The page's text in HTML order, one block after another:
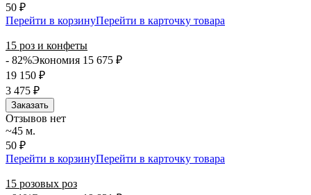
50 ₽
Перейти в корзинуПерейти в карточку товара
15 роз и конфеты
- 82%Экономия 15 675 ₽
19 150 ₽
3 475 ₽
Заказать
Отзывов нет
~45 м.
50 ₽
Перейти в корзинуПерейти в карточку товара
15 розовых роз